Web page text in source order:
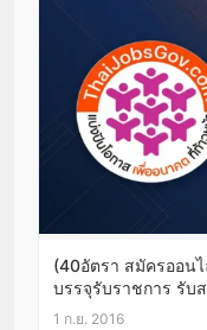
(40อัตรา สมัครออน
บรรจุรับราชการ รับ
1 ก.ย. 2016